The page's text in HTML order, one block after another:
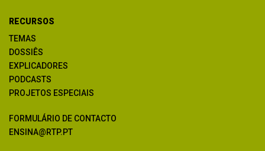
RECURSOS
TEMAS
DOSSIÊS
EXPLICADORES
PODCASTS
PROJETOS ESPECIAIS
FORMULÁRIO DE CONTACTO
ENSINA@RTP.PT